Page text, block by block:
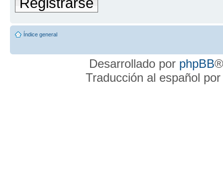
Índice general
Desarrollado por phpBB
Traducción al español